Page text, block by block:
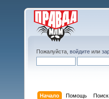
Пожалуйста, войдите или
Начало Помощь Поиск